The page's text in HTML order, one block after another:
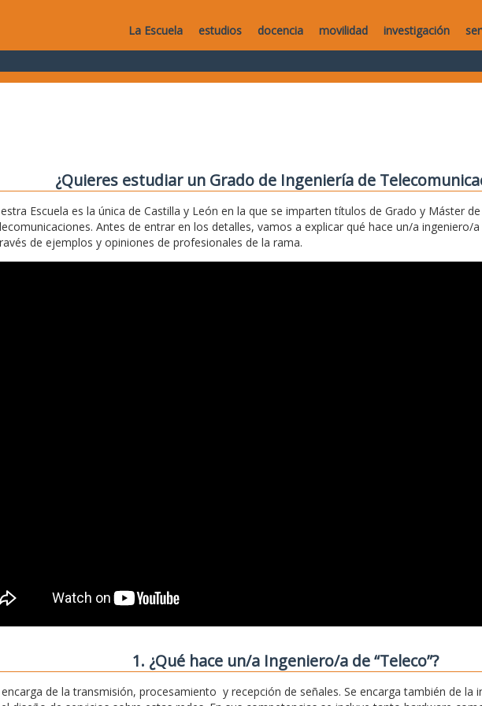
La Escuela estudios docencia movilidad investigación
¿Quieres estudiar un Grado de Ingeniería de
Escuela es la única de Castilla y León en la que se imparten títulos de Grado y Máster
Antes de entrar en los detalles, vamos a explicar qué hace un/a ingeniero/
de ejemplos y opiniones de profesionales de la rama.
1. ¿Qué hace un/a Ingeniero/a de “Teleco”?
encarga de la transmisión, procesamiento y recepción de señales. Se encarga también de la